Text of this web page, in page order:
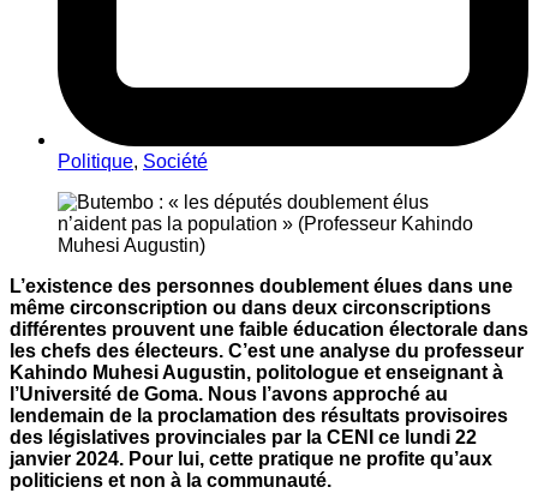
Politique, Société
L’existence des personnes doublement élues dans une
même circonscription ou dans deux circonscriptions
différentes prouvent une faible éducation électorale dans
les chefs des électeurs. C’est une analyse du professeur
Kahindo Muhesi Augustin, politologue et enseignant à
l’Université de Goma. Nous l’avons approché au
lendemain de la proclamation des résultats provisoires
des législatives provinciales par la CENI ce lundi 22
janvier 2024. Pour lui, cette pratique ne profite qu’aux
politiciens et non à la communauté.